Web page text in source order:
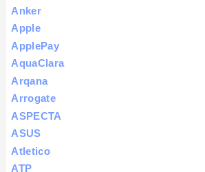
Anker
Apple
ApplePay
AquaClara
Arqana
Arrogate
ASPECTA
ASUS
Atletico
ATP